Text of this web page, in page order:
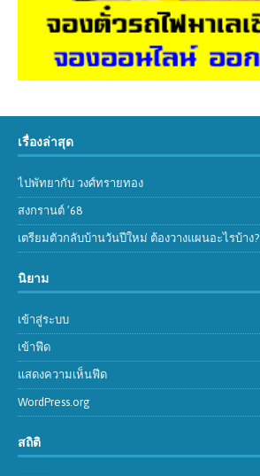
เรื่องล่าสุด
ไปพัทยากับ วงศ์ทรายทอง
สงกรานต์ ’68
เตรียมตัวกลับบ้านวันปีใหม่ ต้องวางแผนอะไรบ้าง?
นิยาม
เข้าสู่ระบบ
เข้าฟีด
แสดงความเห็นฟีด
WordPress.org
สถิติ